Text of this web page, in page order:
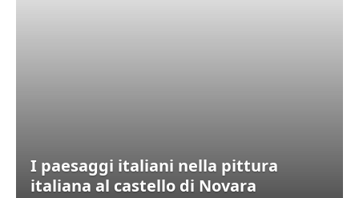
I paesaggi italiani nella pittura
italiana al castello di Novara